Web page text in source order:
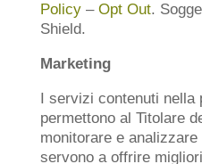
Policy– Opt Out.
Shield.
Marketing
I servizi contenuti nella
permettono al Titolare
monitorare e
servono a offrire